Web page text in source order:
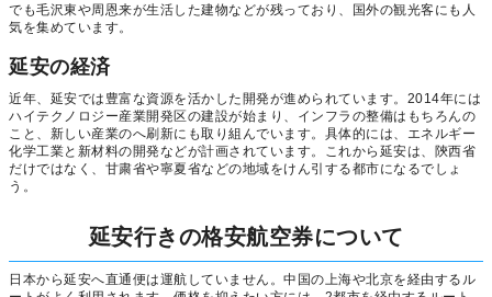
でも毛沢東や周恩来が生活した建物などが残っており、国外の観光客にも人
気を集めています。
延安の経済
近年、延安では豊富な資源を活かした開発が進められています。2014年には
ハイテクノロジー産業開発区の建設が始まり、インフラの整備はもちろんの
こと、新しい産業のへ刷新にも取り組んでいます。具体的には、エネルギー
化学工業と新材料の開発などが計画されています。これから延安は、陝西省
だけではなく、甘粛省や寧夏省などの地域をけん引する都市になるでしょ
う。
延安行きの格安航空券について
日本から延安へ直通便は運航していません。中国の上海や北京を経由するル